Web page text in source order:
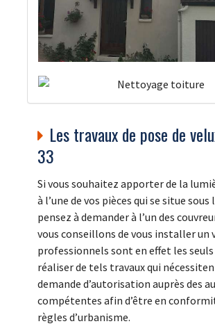
Les travaux de pose de
33
Si vous souhaitez apporter de la
à l’une de vos pièces qui se situe
pensez à demander à l’un des
vous conseillons de vous installer un
professionnels sont en effet les seuls
réaliser de tels travaux qui
demande d’autorisation auprès des
compétentes afin d’être en
règles d’urbanisme.